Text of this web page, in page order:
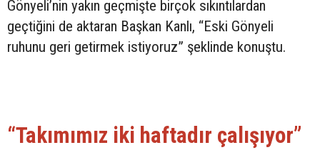
Gönyeli’nin yakın geçmişte birçok sıkıntılardan
geçtiğini de aktaran Başkan Kanlı, “Eski Gönyeli
ruhunu geri getirmek istiyoruz” şeklinde konuştu.
“Takımımız iki haftadır çalışıyor”